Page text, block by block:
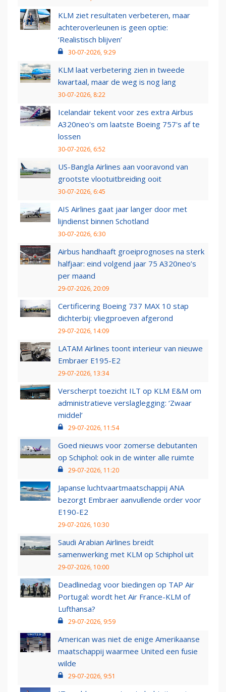
KLM ziet resultaten verbeteren, maar
achteroverleunen is geen optie:
‘Realistisch blijven’
30-07-2026, 9:29
KLM laat verbetering zien in tweede
kwartaal, maar de weg is nog lang
30-07-2026, 8:22
Icelandair tekent voor zes extra Airbus
A320neo's om laatste Boeing 757's af te
lossen
30-07-2026, 6:52
US-Bangla Airlines aan vooravond van
grootste vlootuitbreiding ooit
30-07-2026, 6:45
AIS Airlines gaat jaar langer door met
lijndienst binnen Schotland
30-07-2026, 6:30
Airbus handhaaft groeiprognoses na sterk
halfjaar: eind volgend jaar 75 A320neo’s
per maand
29-07-2026, 20:09
Certificering Boeing 737 MAX 10 stap
dichterbij: vliegproeven afgerond
29-07-2026, 14:09
LATAM Airlines toont interieur van nieuwe
Embraer E195-E2
29-07-2026, 13:34
Verscherpt toezicht ILT op KLM E&M om
administratieve verslaglegging: ‘Zwaar
middel’
29-07-2026, 11:54
Goed nieuws voor zomerse debutanten
op Schiphol: ook in de winter alle ruimte
29-07-2026, 11:20
Japanse luchtvaartmaatschappij ANA
bezorgt Embraer aanvullende order voor
E190-E2
29-07-2026, 10:30
Saudi Arabian Airlines breidt
samenwerking met KLM op Schiphol uit
29-07-2026, 10:00
Deadlinedag voor biedingen op TAP Air
Portugal: wordt het Air France-KLM of
Lufthansa?
29-07-2026, 9:59
American was niet de enige Amerikaanse
maatschappij waarmee United een fusie
wilde
29-07-2026, 9:51